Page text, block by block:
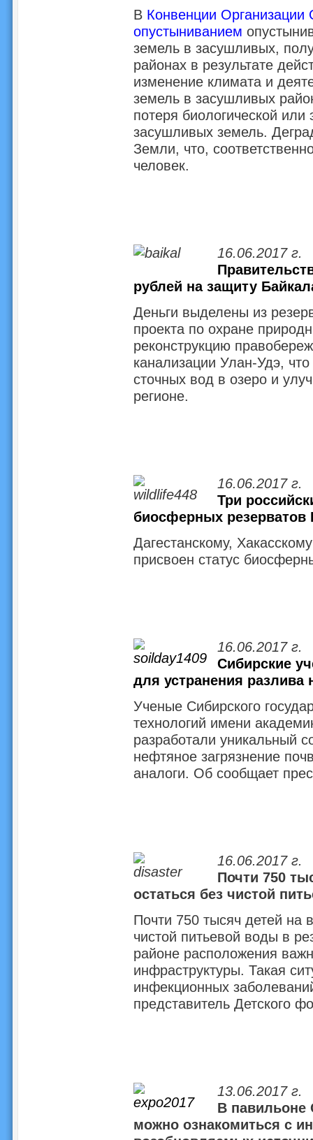
В Конвенции
опустыниванием
земель в засушливых,
районах в результате
изменение климата и
земель в засушливых
потеря биологической или
засушливых земель.
Земли, что,
человек.
16.06.2017 г.
рублей на защиту
Деньги выделены из
проекта по охране
реконструкцию
канализации Улан-Удэ,
сточных вод в озеро и
регионе.
16.06.2017 г.
Три
биосферных
Дагестанскому,
присвоен статус
16.06.2017 г.
Сибирские
для устранения разлива
Ученые Сибирского
технологий имени
разработали уникальный
нефтяное загрязнение
аналоги. Об сообщает
16.06.2017 г.
Почти 750
остаться без чистой
Почти 750 тысяч детей на
чистой питьевой воды в
районе расположения
инфраструктуры. Такая
инфекционных
представитель
13.06.2017 г.
В
можно ознакомиться с